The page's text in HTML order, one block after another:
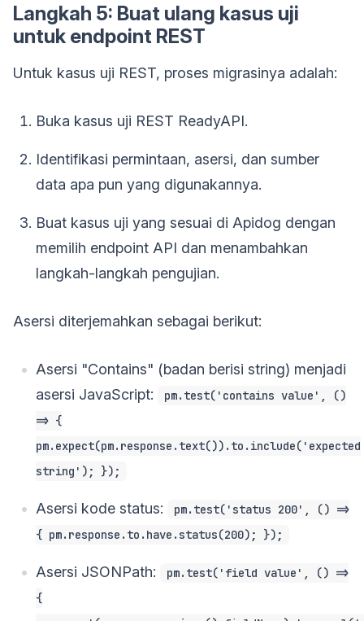
Langkah 5: Buat ulang kasus uji
untuk endpoint REST
Untuk kasus uji REST, proses migrasinya adalah:
Buka kasus uji REST ReadyAPI.
Identifikasi permintaan, asersi, dan sumber
data apa pun yang digunakannya.
Buat kasus uji yang sesuai di Apidog dengan
memilih endpoint API dan menambahkan
langkah-langkah pengujian.
Asersi diterjemahkan sebagai berikut:
Asersi "Contains" (badan berisi string) menjadi
asersi JavaScript:
pm.test('contains value', ()
=> {
pm.expect(pm.response.text()).to.include('expected
string'); });
Asersi kode status:
pm.test('status 200', () =>
{ pm.response.to.have.status(200); });
Asersi JSONPath:
pm.test('field value', () =>
{